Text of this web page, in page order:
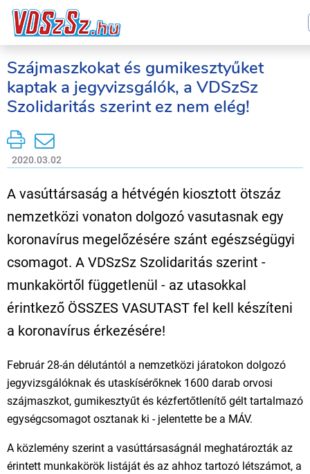
Szájmaszkokat és gumikesztyűket
kaptak a jegyvizsgálók, a VDSzSz
Szolidaritás szerint ez nem elég!
2020.03.02
A vasúttársaság a hétvégén kiosztott ötszáz
nemzetközi vonaton dolgozó vasutasnak egy
koronavírus megelőzésére szánt egészségügyi
csomagot. A VDSzSz Szolidaritás szerint -
munkakörtől függetlenül - az utasokkal
érintkező ÖSSZES VASUTAST fel kell készíteni
a koronavírus érkezésére!
Február 28-án délutántól a nemzetközi járatokon dolgozó
jegyvizsgálóknak és utaskísérőknek 1600 darab orvosi
szájmaszkot, gumikesztyűt és kézfertőtlenítő gélt tartalmazó
egységcsomagot osztanak ki - jelentette be a MÁV.
A közlemény szerint a vasúttársaságnál meghatározták az
érintett munkakörök listáját és az ahhoz tartozó létszámot, a